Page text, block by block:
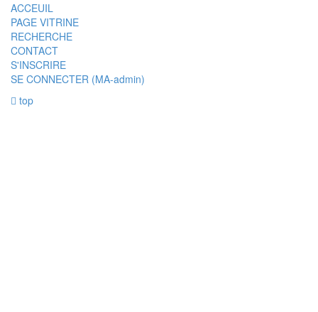
ACCEUIL
PAGE VITRINE
RECHERCHE
CONTACT
S'INSCRIRE
SE CONNECTER (MA-admin)
top